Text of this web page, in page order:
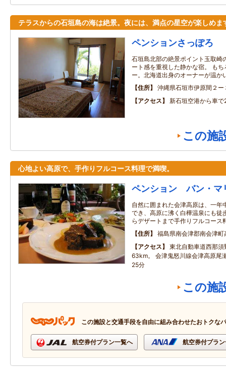
テラスからの石垣島の海は絶景。夜には、満点の星空が楽しめ
ペンションさっぽろ
石垣島北部の絶景ポイント玉取崎
ート感を重視した静かな宿。 も
ー。北海道出身のオーナーが温か
住所
沖縄県石垣市伊原間２ー
アクセス
新石垣空港から車で
この施
心地よい高原で、手作りフルコース料理で満喫。
ペンション バン・マ
自然に囲まれた会津高原は、一年
でき、高原に沸く白樺温泉にも徒
らデザートまで手作りフルコース
住所
福島県南会津郡南会津町
アクセス
東北自動車道西那須
63km。 会津鬼怒川線会津高原尾
25分
この施
この施設と交通手段を自由に組み合わせたおトクな
航空券付プラン一覧へ 航空券付プラ